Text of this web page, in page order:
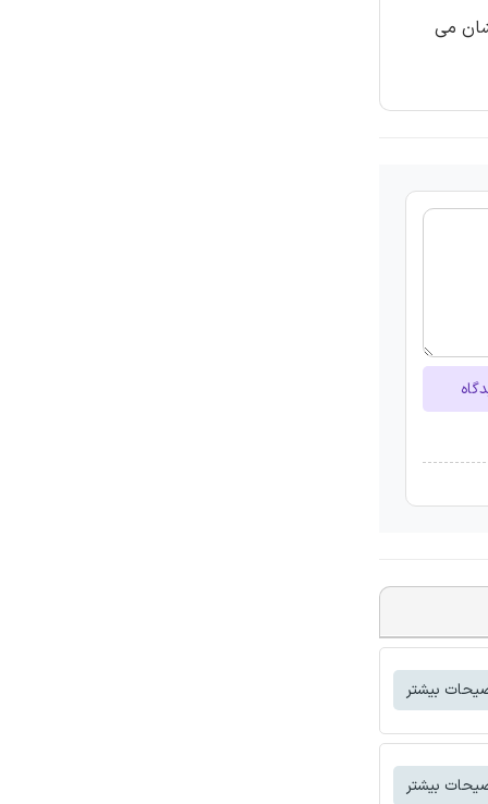
می
بیشتر
بیشتر